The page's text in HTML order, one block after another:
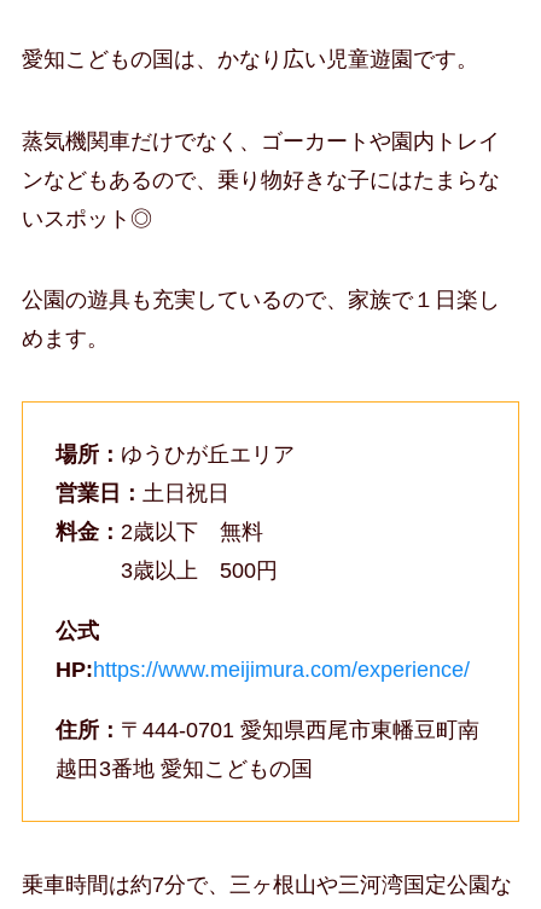
愛知こどもの国は、かなり広い児童遊園です。
蒸気機関車だけでなく、ゴーカートや園内トレイ
ンなどもあるので、乗り物好きな子にはたまらな
いスポット◎
公園の遊具も充実しているので、家族で１日楽し
めます。
場所： ゆうひが丘エリア
営業日： 土日祝日
料金： 2歳以下 無料
3歳以上 500円
公式
HP:https://www.meijimura.com/experience/
住所： 〒444-0701 愛知県西尾市東幡豆町南
越田3番地 愛知こどもの国
乗車時間は約7分で、三ヶ根山や三河湾国定公園な